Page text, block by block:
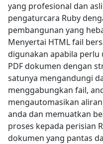
yang profesional dan
pengaturcara Ruby
pembangunan yang
Menyertai HTML fail
digunakan apabila
PDF dokumen dengan
satunya mengandungi
menggabungkan fail,
mengautomasikan
anda dan memuatkan
proses kepada perisian
dokumen yang pantas